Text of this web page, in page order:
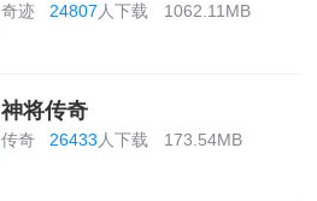
奇迹 24807人下载 1062.11MB
神将传奇
传奇 26433 人下载 173.54MB